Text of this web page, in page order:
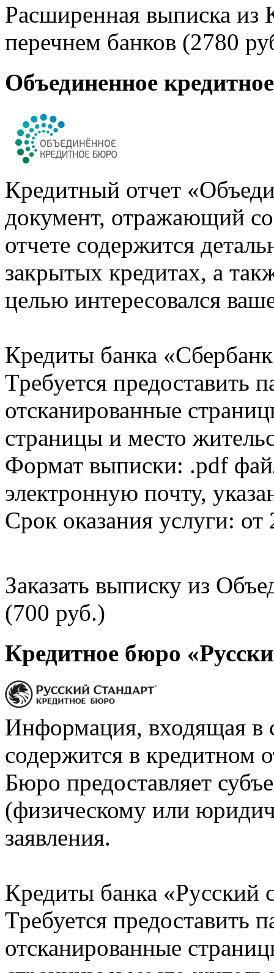
Расширенная выписка из
перечнем банков (2780
Объединенное
Кредитный отчет
документ, отражающий
отчете содержится
закрытых кредитах, а
целью интересовался
Кредиты банка
Требуется предоставить
отсканированные
страницы и место
Формат выписки: .pdf
электронную почту,
Срок оказания услуги: от
Заказать выписку из
(700 руб.)
Кредитное бюро
Информация, входящая в
содержится в кредитном
Бюро предоставляет
(физическому или
заявления.
Кредиты банка «Русский
Требуется предоставить
отсканированные